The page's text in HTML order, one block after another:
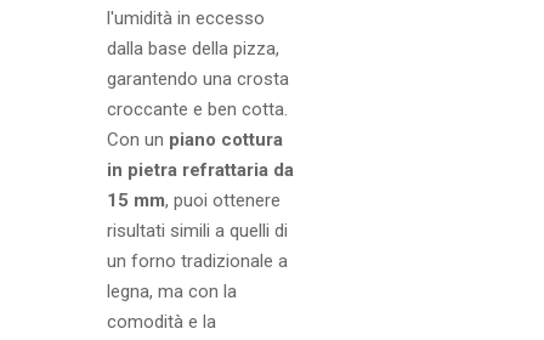
l'umidità in eccesso
dalla base della pizza,
garantendo una crosta
croccante e ben cotta.
Con un piano cottura
in pietra refrattaria da
15 mm, puoi ottenere
risultati simili a quelli di
un forno tradizionale a
legna, ma con la
comodità e la